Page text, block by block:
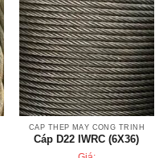
CÁP THÉP MÁY CÔNG TRÌNH
Cáp D22 IWRC (6X36)